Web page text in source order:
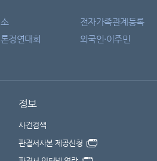
전자가족관계등록
경연대회 외국인·이주민
정보
사건검색
판결서사본 제공신청